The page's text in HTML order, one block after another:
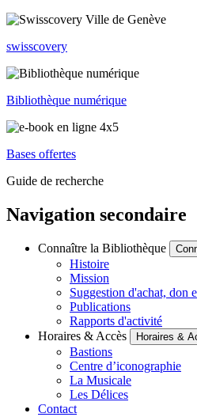
swisscovery
Bibliothèque numérique
Bases offertes
Guide de recherche
Navigation secondaire
Connaître la Bibliothèque
Histoire
Mission
Suggestion d'achat, don
Publications
Rapports d'activité
Horaires & Accès
Horaires &
Bastions
Centre d’iconographie
La Musicale
Les Délices
Contact